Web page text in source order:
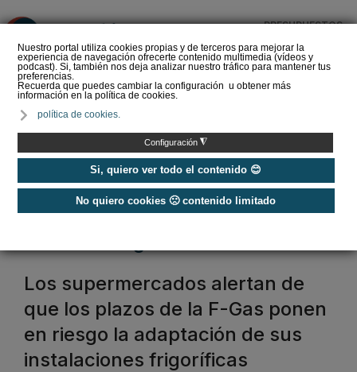
Nuestro portal utiliza cookies propias y de terceros para mejorar la
experiencia de navegación ofrecerte contenido multimedia (vídeos y
podcast). Si, también nos deja analizar nuestro tráfico para mantener tus
preferencias.
Recuerda que puedes cambiar la configuración u obtener más
información en la política de cookies.
política de cookies.
Configuración ◮
Si, quiero ver todo el contenido 😊
No quiero cookies 🙁 contenido limitado
PRESUPUESTOS
del Amperio (Episodio 3)
Etiquetas / normativa fgas
Los supermercados alertan de
que los plazos de la F-Gas ponen
en riesgo la adaptación de sus
instalaciones frigoríficas